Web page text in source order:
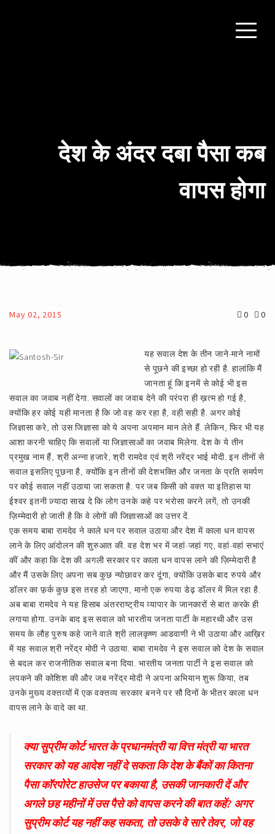
देश के अंदर दबा पैसा कब
वापस होगा
May 02, 2015 0 0
यह सवाल देश के तीन जाने-माने नामों
से पूछने की इच्छा हो रही है. हालांकि मैं
जानता हूं कि इनमें से कोई भी इस
सवाल का जवाब नहीं देगा. सवालों का जवाब देने की परंपरा ही ख़त्म हो गई है,
क्योंकि हर कोई यही मानता है कि जो वह कर रहा है, वही सही है. अगर कोई
जिज्ञासा करे, तो उस जिज्ञासा को ये अपना अपमान मान लेते हैं. लेकिन, फिर भी यह
आशा करनी चाहिए कि सवालों या जिज्ञासाओं का जवाब मिलेगा. देश के ये तीन
प्रमुख नाम हैं, श्री अन्ना हजारे, श्री रामदेव एवं श्री नरेंद्र भाई मोदी. इन तीनों से
सवाल इसलिए पूछना है, क्योंकि इन तीनों की देशभक्ति और जनता के प्रति समर्पण
पर कोई सवाल नहीं उठाया जा सकता है. पर जब किसी को वक्त या इतिहास या
ईश्‍वर इतनी ज़्यादा साख दे कि लोग उनके कहे पर भरोसा करने लगें, तो उनकी
ज़िम्मेदारी हो जाती है कि वे लोगों की जिज्ञासाओं का उत्तर दें.
एक समय बाबा रामदेव ने काले धन पर सवाल उठाया और देश में काला धन वापस
लाने के लिए आंदोलन की शुरुआत की. वह देश भर में जहां-जहां गए, वहां-वहां सभाएं
कीं और कहा कि देश की अगली सरकार पर काला धन वापस लाने की ज़िम्मेदारी है
और मैं उसके लिए अपना सब कुछ न्योछावर कर दूंगा, क्योंकि उसके बाद रुपये और
डॉलर का फ़़र्क कुछ इस तरह हो जाएगा, मानो एक रुपया डेढ़ डॉलर में मिल रहा है.
अब बाबा रामदेव ने यह हिसाब अंतरराष्ट्रीय व्यापार के जानकारों से बात करके ही
लगाया होगा. उनके बाद इस सवाल को भारतीय जनता पार्टी के महारथी और उस
समय के लौह पुरुष कहे जाने वाले श्री लालकृष्ण आडवाणी ने भी उठाया और आख़िर
में यह सवाल श्री नरेंद्र मोदी ने उठाया. बाबा रामदेव ने इस सवाल को देश के सवाल
से बदल कर राजनीतिक सवाल बना दिया. भारतीय जनता पार्टी ने इस सवाल को
लपकने की कोशिश की और जब नरेंद्र मोदी ने अपना अभियान शुरू किया, तब
उनके मुख्य वक्तव्यों में एक वक्तव्य सरकार बनने पर सौ दिनों के भीतर काला धन
वापस लाने के वादे का था.
क्या सुप्रीम कोर्ट भारत के प्रधानमंत्री या वित्त मंत्री या भारत
सरकार को यह आदेश नहीं दे सकता कि देश के बैंकों का कितना
पैसा कॉरपोरेट हाउसेज पर बकाया है, उसकी जानकारी दें और
अगले छह महीनों में उस पैसे को वापस करने की बात कहें? अगर
सुप्रीम कोर्ट यह नहीं कह सकता, तो उसके वे सारे तेवर, जो वह